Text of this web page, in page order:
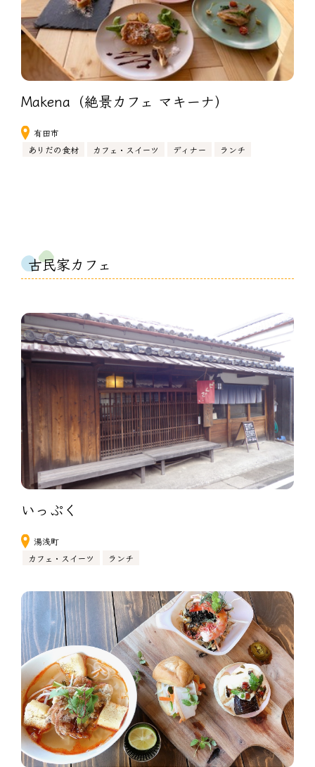
Makena（絶景カフェ マキーナ）
有田市
ありだの食材
カフェ・スイーツ ディナー ランチ
古民家カフェ
いっぷく
湯浅町
カフェ・スイーツ
ランチ